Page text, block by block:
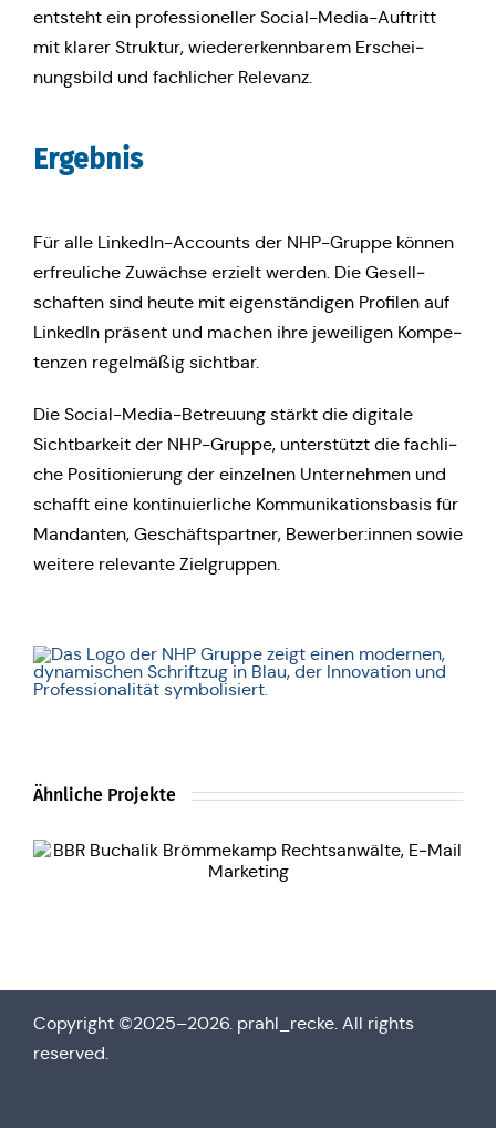
ent­steht ein pro­fes­sio­nel­ler Social-Media-Auf­tritt
mit klarer Struk­tur, wie­der­erkenn­ba­rem Erschei­
nungs­bild und fach­li­cher Relevanz.
Ergeb­nis
Für alle Lin­ke­dIn-Accounts der NHP-Gruppe können
erfreu­li­che Zuwäch­se erzielt werden. Die Gesell­
schaf­ten sind heute mit eigen­stän­di­gen Pro­fi­len auf
Lin­ke­dIn präsent und machen ihre jewei­li­gen Kom­pe­
ten­zen regel­mä­ßig sichtbar.
Die Social-Media-Betreu­ung stärkt die digi­ta­le
Sicht­bar­keit der NHP-Gruppe, unter­stützt die fach­li­
che Posi­tio­nie­rung der ein­zel­nen Unter­neh­men und
schafft eine kon­ti­nu­ier­li­che Kom­mu­ni­ka­ti­ons­ba­sis für
Man­dan­ten, Geschäfts­part­ner, Bewerber:innen sowie
weitere rele­van­te Zielgruppen.
Ähnliche Projekte
Copy­right ©2025–2026. prahl_recke. All rights
reserved.